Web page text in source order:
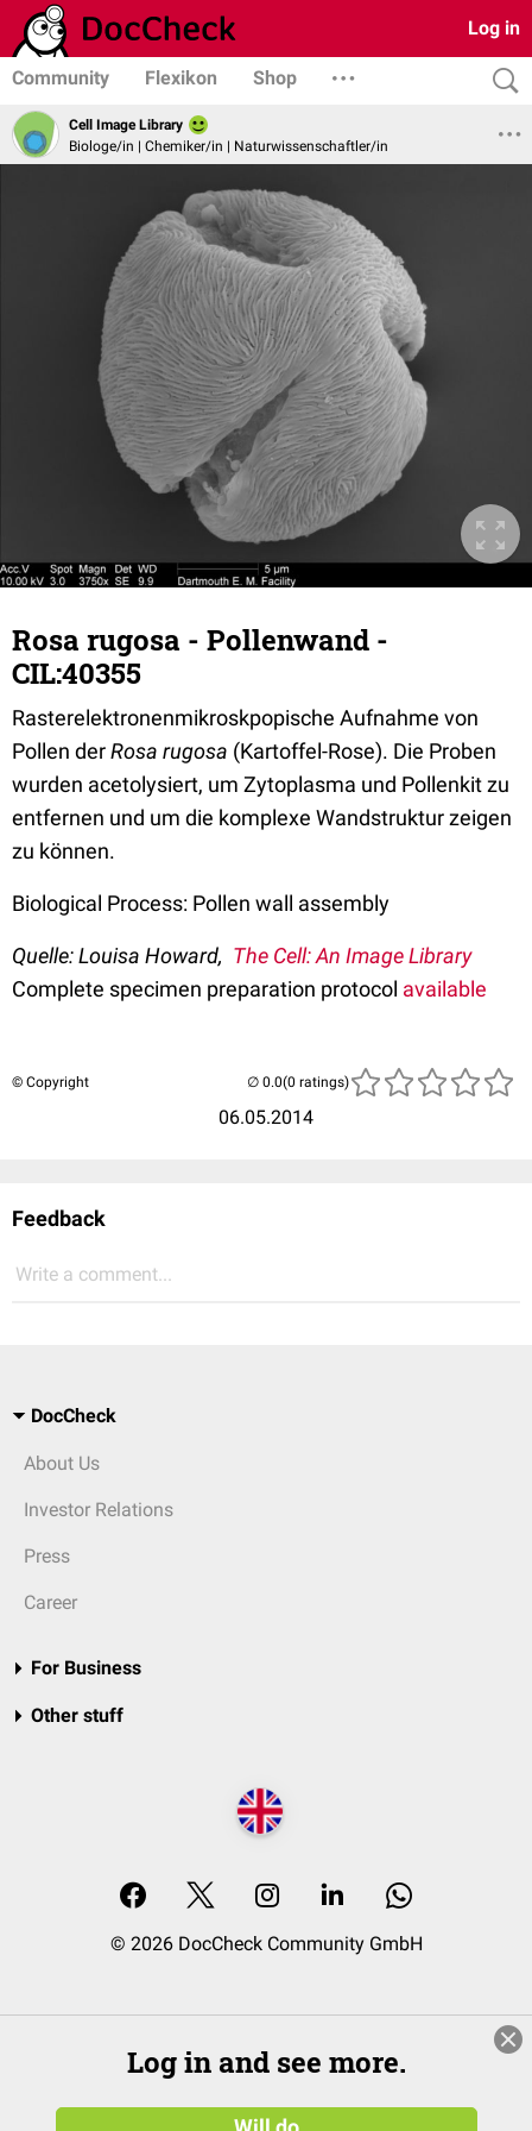
Log in
Community Flexikon Shop
Cell Image Library
Biologe/in | Chemiker/in | Naturwissenschaftler/in
Rosa rugosa - Pollenwand -
CIL:40355
Rasterelektronenmikroskpopische Aufnahme von
Pollen derRosa rugosa (Kartoffel-Rose). Die Proben
wurden acetolysiert, um Zytoplasma und Pollenkit zu
entfernen und um die komplexe Wandstruktur zeigen
zu können.
Biological Process: Pollen wall assembly
Quelle: Louisa Howard, The Cell: An Image Library
Complete specimen preparation protocol available
© Copyright
06.05.2014
(0 ratings)
Feedback
Write a comment...
DocCheck
About Us
Investor Relations
Press
Career
For Business
Other stuff
© 2026 DocCheck Community GmbH
Log in and see more.